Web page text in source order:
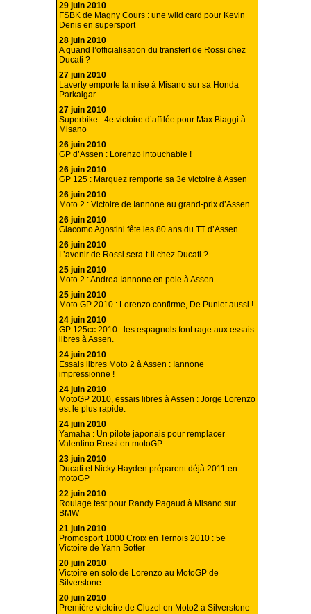
29 juin 2010
FSBK de Magny Cours : une wild card pour Kevin
Denis en supersport
28 juin 2010
A quand l’officialisation du transfert de Rossi chez
Ducati ?
27 juin 2010
Laverty emporte la mise à Misano sur sa Honda
Parkalgar
27 juin 2010
Superbike : 4e victoire d’affilée pour Max Biaggi à
Misano
26 juin 2010
GP d’Assen : Lorenzo intouchable !
26 juin 2010
GP 125 : Marquez remporte sa 3e victoire à Assen
26 juin 2010
Moto 2 : Victoire de Iannone au grand-prix d’Assen
26 juin 2010
Giacomo Agostini fête les 80 ans du TT d’Assen
26 juin 2010
L’avenir de Rossi sera-t-il chez Ducati ?
25 juin 2010
Moto 2 : Andrea Iannone en pole à Assen.
25 juin 2010
Moto GP 2010 : Lorenzo confirme, De Puniet aussi !
24 juin 2010
GP 125cc 2010 : les espagnols font rage aux essais
libres à Assen.
24 juin 2010
Essais libres Moto 2 à Assen : Iannone
impressionne !
24 juin 2010
MotoGP 2010, essais libres à Assen : Jorge Lorenzo
est le plus rapide.
24 juin 2010
Yamaha : Un pilote japonais pour remplacer
Valentino Rossi en motoGP
23 juin 2010
Ducati et Nicky Hayden préparent déjà 2011 en
motoGP
22 juin 2010
Roulage test pour Randy Pagaud à Misano sur
BMW
21 juin 2010
Promosport 1000 Croix en Ternois 2010 : 5e
Victoire de Yann Sotter
20 juin 2010
Victoire en solo de Lorenzo au MotoGP de
Silverstone
20 juin 2010
Première victoire de Cluzel en Moto2 à Silverstone